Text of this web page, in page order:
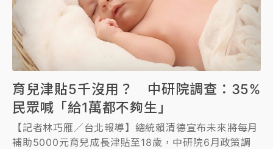
育兒津貼5千沒用？ 中研院調查：35%
民眾喊「給1萬都不夠生」
【記者林巧雁／台北報導】總統賴清德宣布未來將每月
補助5000元育兒成長津貼至18歲，中研院6月政策調